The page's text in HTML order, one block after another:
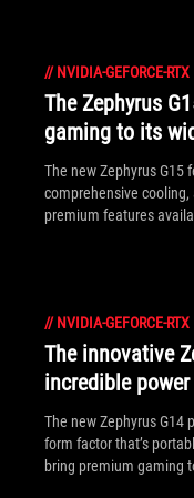
// NVIDIA-GEFORCE-RTX
The Zephyrus
gaming to its
The new Zephyrus G15
comprehensive
premium features
// NVIDIA-GEFORCE-RTX
The innovative
incredible
The new Zephyrus G14
form factor that’s
bring premium gaming